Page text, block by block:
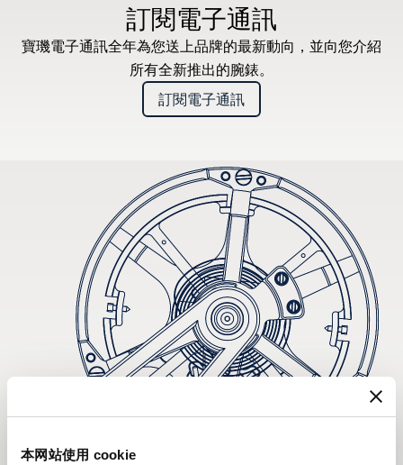
本网站使用 cookie
訂閱電子通訊
寶璣電子通訊全年為您送上品牌的最新動向，並向您介紹
所有全新推出的腕錶。
訂閱電子通訊